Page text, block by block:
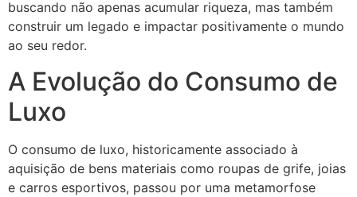
buscando não apenas acumular riqueza, mas também
construir um legado e impactar positivamente o mundo
ao seu redor.
A Evolução do Consumo de
Luxo
O consumo de luxo, historicamente associado à
aquisição de bens materiais como roupas de grife, joias
e carros esportivos, passou por uma metamorfose